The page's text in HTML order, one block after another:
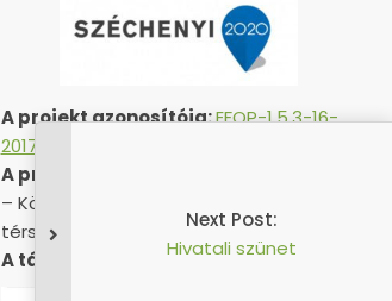
A projekt azonosítója:EFOP-1.5.3-16-
2017-00051
A projekt címe:
– Közösségerősítés Füzesabony
térségében”
A támogatás összege:451 857 559 Ft
Next Post:
Hivatali szünet